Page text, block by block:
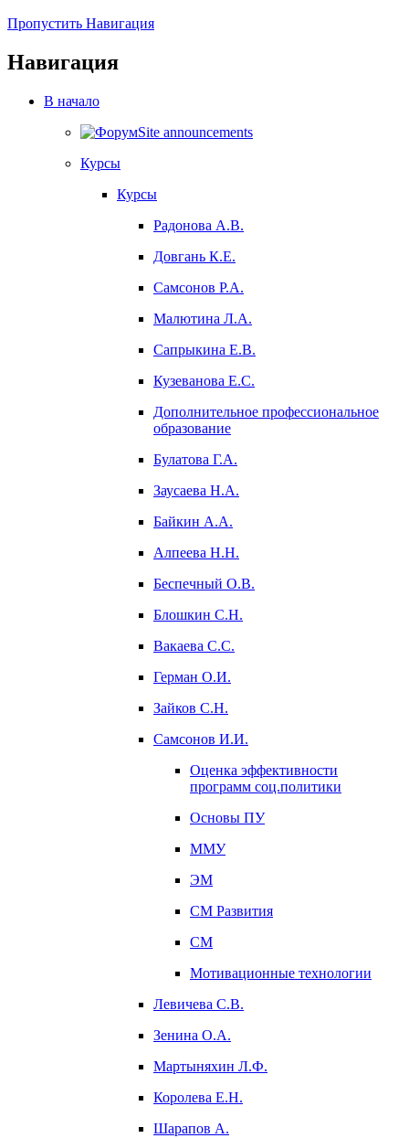
Пропустить Навигация
Навигация
В начало
Site announcements
Курсы
Курсы
Радонова А.В.
Довгань К.Е.
Самсонов Р.А.
Малютина Л.А.
Сапрыкина Е.В.
Кузеванова Е.С.
Дополнительное профессиональное
образование
Булатова Г.А.
Заусаева Н.А.
Байкин А.А.
Алпеева Н.Н.
Беспечный О.В.
Блошкин С.Н.
Вакаева С.С.
Герман О.И.
Зайков С.Н.
Самсонов И.И.
Оценка эффективности
программ соц.политики
Основы ПУ
ММУ
ЭМ
СМ Развития
СМ
Мотивационные технологии
Левичева С.В.
Зенина О.А.
Мартыняхин Л.Ф.
Королева Е.Н.
Шарапов А.